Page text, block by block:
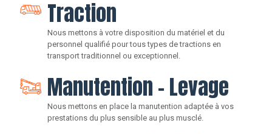
Traction
Nous mettons à votre disposition du matériel et du
personnel qualifié pour tous types de tractions en
transport traditionnel ou exceptionnel.
Manutention - Levage
Nous mettons en place la manutention adaptée à vos
prestations du plus sensible au plus musclé.